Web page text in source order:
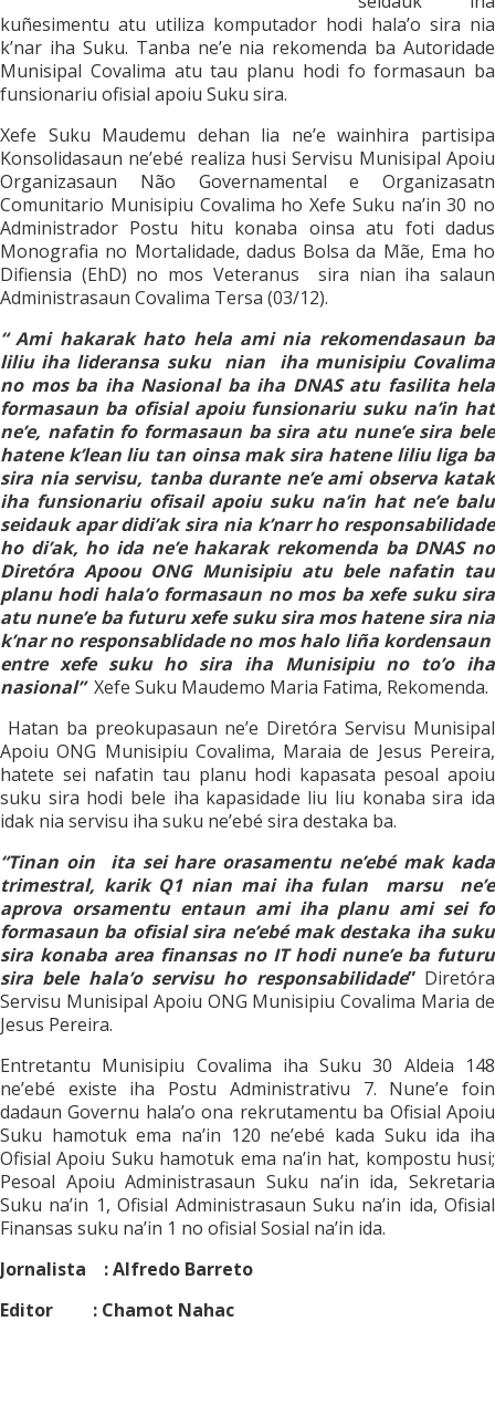
kuñesimentu atu utiliza komputador hodi hala’o sira nia
k’nar iha Suku. Tanba ne’e nia rekomenda ba Autoridade
Munisipal Covalima atu tau planu hodi fo formasaun ba
funsionariu ofisial apoiu Suku sira.
Xefe Suku Maudemu dehan lia ne’e wainhira partisipa
Konsolidasaun ne’ebé realiza husi Servisu Munisipal Apoiu
Organizasaun Não Governamental e Organizasatn
Comunitario Munisipiu Covalima ho Xefe Suku na’in 30 no
Administrador Postu hitu konaba oinsa atu foti dadus
Monografia no Mortalidade, dadus Bolsa da Mãe, Ema ho
Difiensia (EhD) no mos Veteranus sira nian iha salaun
Administrasaun Covalima Tersa (03/12).
“ Ami hakarak hato hela ami nia rekomendasaun ba
liliu iha lideransa suku nian iha munisipiu Covalima
no mos ba iha Nasional ba iha DNAS atu fasilita hela
formasaun ba ofisial apoiu funsionariu suku na’in hat
ne’e, nafatin fo formasaun ba sira atu nune’e sira bele
hatene k’lean liu tan oinsa mak sira hatene liliu liga ba
sira nia servisu, tanba durante ne’e ami observa katak
iha funsionariu ofisail apoiu suku na’in hat ne’e balu
seidauk apar didi’ak sira nia k’narr ho responsabilidade
ho di’ak, ho ida ne’e hakarak rekomenda ba DNAS no
Diretóra Apoou ONG Munisipiu atu bele nafatin tau
planu hodi hala’o formasaun no mos ba xefe suku sira
atu nune’e ba futuru xefe suku sira mos hatene sira nia
k’nar no responsablidade no mos halo liña kordensaun
entre xefe suku ho sira iha Munisipiu no to’o iha
nasional”Xefe Suku Maudemo Maria Fatima, Rekomenda.
Hatan ba preokupasaun ne’e Diretóra Servisu Munisipal
Apoiu ONG Munisipiu Covalima, Maraia de Jesus Pereira,
hatete sei nafatin tau planu hodi kapasata pesoal apoiu
suku sira hodi bele iha kapasidade liu liu konaba sira ida
idak nia servisu iha suku ne’ebé sira destaka ba.
“Tinan oin ita sei hare orasamentu ne’ebé mak kada
trimestral, karik Q1 nian mai iha fulan marsu ne’e
aprova orsamentu entaun ami iha planu ami sei fo
formasaun ba ofisial sira ne’ebé mak destaka iha suku
sira konaba area finansas no IT hodi nune’e ba futuru
sira bele hala’o servisu ho responsabilidade”Diretóra
Servisu Munisipal Apoiu ONG Munisipiu Covalima Maria de
Jesus Pereira.
Entretantu Munisipiu Covalima iha Suku 30 Aldeia 148
ne’ebé existe iha Postu Administrativu 7. Nune’e foin
dadaun Governu hala’o ona rekrutamentu ba Ofisial Apoiu
Suku hamotuk ema na’in 120 ne’ebé kada Suku ida iha
Ofisial Apoiu Suku hamotuk ema na’in hat, kompostu husi;
Pesoal Apoiu Administrasaun Suku na’in ida, Sekretaria
Suku na’in 1, Ofisial Administrasaun Suku na’in ida, Ofisial
Finansas suku na’in 1 no ofisial Sosial na’in ida.
Jornalista : Alfredo Barreto
Editor : Chamot Nahac